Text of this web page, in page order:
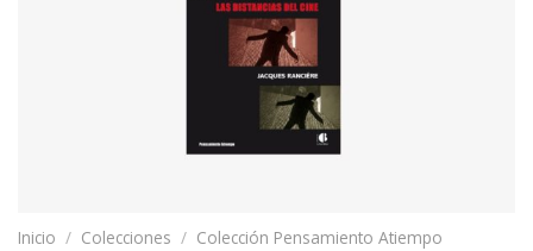
Inicio / Colecciones / Colección Pensamiento Atiempo